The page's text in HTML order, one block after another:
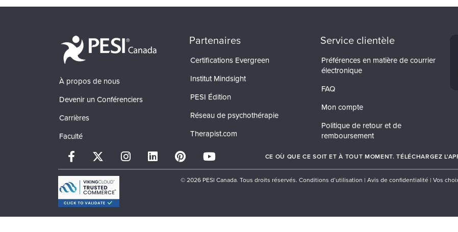
À propos de nous
Devenir un Conférenciers
Carrières
Faculté
Partenaires
Certifications Evergreen
Institut Mindsight
PESI Édition
Réseau de psychothérapie
Therapist.com
Service clientèle
Préférences en matière de courrier
électronique
FAQ
Mon compte
Politique de retour et de
remboursement
CE OÙ QUE CE SOIT ET À TOUT MOMENT. TÉLÉCHARGEZ
© 2026 PESI Canada. Tous droits réservés. Conditions d’utilisation | Avis de confidentialité | Vos